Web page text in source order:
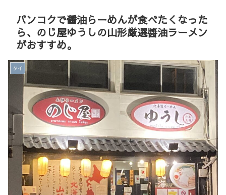
バンコクで醤油らーめんが食べたくなった
ら、のじ屋ゆうしの山形厳選醬油ラーメン
がおすすめ。
タイ